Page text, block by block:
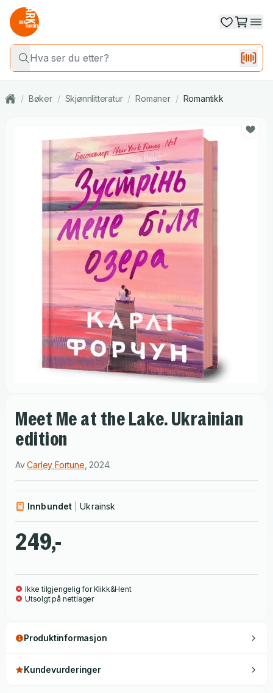
/ Bøker / Skjønnlitteratur / Romaner / Romantikk
Meet Me at the Lake. Ukrainian
edition
AvCarley Fortune 2024.
Innbundet Ukrainsk
249,-
Ikke tilgjengelig for Klikk&Hent
Utsolgt på nettlager
Produktinformasjon
Kundevurderinger